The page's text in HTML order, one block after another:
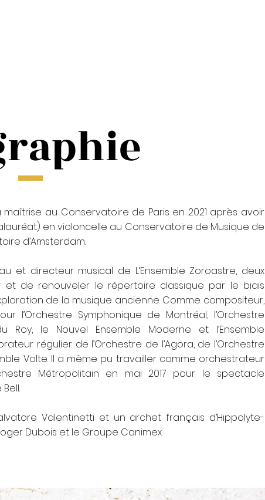
au Conservatoire de Paris en 2021 après avoir
en violoncelle au Conservatoire de Musique de
d’Amsterdam.
et directeur musical de L’Ensemble Zoroastre, deux
et de renouveler le répertoire classique par le biais
de la musique ancienne. Comme compositeur,
l’Orchestre Symphonique de Montréal, l’Orchestre
Roy, le Nouvel Ensemble Moderne et l’Ensemble
régulier de l’Orchestre de l’Agora, de l’Orchestre
Volte. Il a même pu travailler comme orchestrateur
Métropolitain en mai 2017 pour le spectacle
Valentinetti et un archet français d’Hippolyte-
Dubois et le Groupe Canimex.